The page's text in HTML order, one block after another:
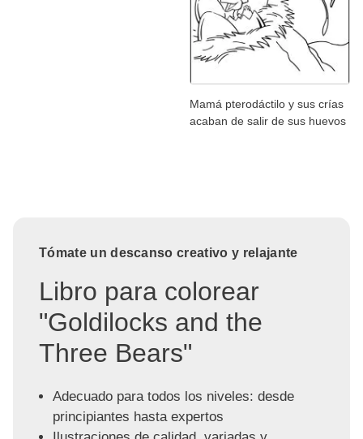
Mamá pterodáctilo y sus crías
acaban de salir de sus huevos
Tómate un descanso creativo y relajante
Libro para colorear
"Goldilocks and the
Three Bears"
Adecuado para todos los niveles: desde
principiantes hasta expertos